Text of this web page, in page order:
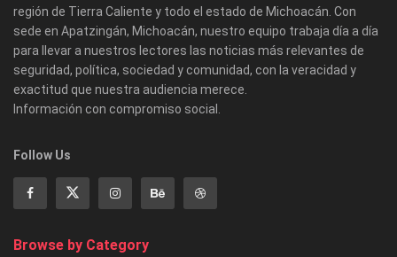
región de Tierra Caliente y todo el estado de Michoacán. Con
sede en Apatzingán, Michoacán, nuestro equipo trabaja día a día
para llevar a nuestros lectores las noticias más relevantes de
seguridad, política, sociedad y comunidad, con la veracidad y
exactitud que nuestra audiencia merece.
Información con compromiso social.
Follow Us
Browse by Category